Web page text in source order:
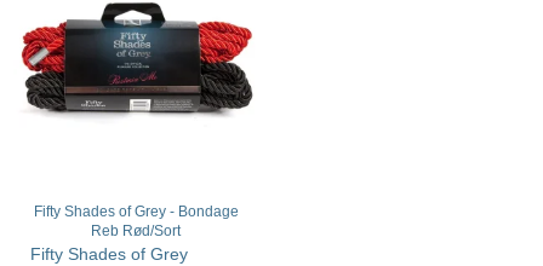
Fifty Shades of Grey - Bondage
Reb Rød/Sort
Fifty Shades of Grey